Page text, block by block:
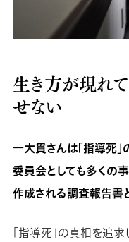
生き方が現れ
せない
―大貫さんは「指導死
委員会としても多くの
作成される調査報告書
「指導死」の真相を追